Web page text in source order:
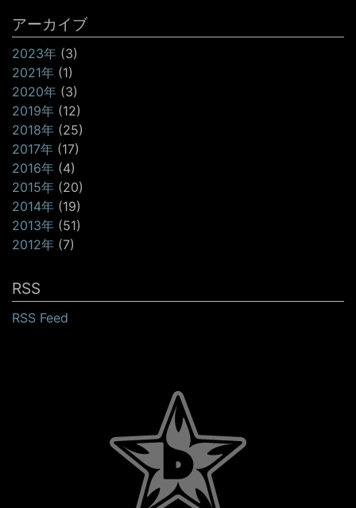
アーカイブ
2023年 (3)
2021年 (1)
2020年 (3)
2019年 (12)
2018年 (25)
2017年 (17)
2016年 (4)
2015年 (20)
2014年 (19)
2013年 (51)
2012年 (7)
RSS
RSS Feed